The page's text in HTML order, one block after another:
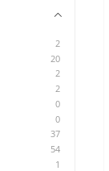
2
20
2
2
0
0
37
54
1